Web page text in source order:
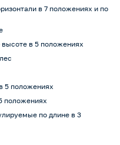
в 7 положениях и по
в 5 положениях
5 положениях
положениях
по длине в 3